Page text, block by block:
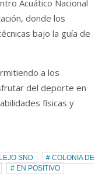
Acuático Nacional
donde los
bajo la guía de
a los
del deporte en
físicas y
SND
# COLONIA DE
# EN POSITIVO